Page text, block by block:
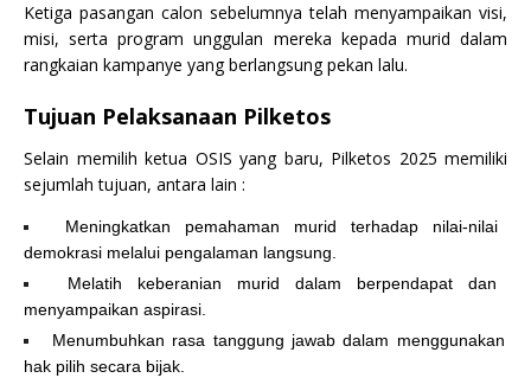
Ketiga pasangan calon sebelumnya telah menyampaikan visi,
misi, serta program unggulan mereka kepada murid dalam
rangkaian kampanye yang berlangsung pekan lalu.
Tujuan Pelaksanaan Pilketos
Selain memilih ketua OSIS yang baru, Pilketos 2025 memiliki
sejumlah tujuan, antara lain :
Meningkatkan pemahaman murid terhadap nilai-nilai
demokrasi melalui pengalaman langsung.
Melatih keberanian murid dalam berpendapat dan
menyampaikan aspirasi.
Menumbuhkan rasa tanggung jawab dalam menggunakan
hak pilih secara bijak.